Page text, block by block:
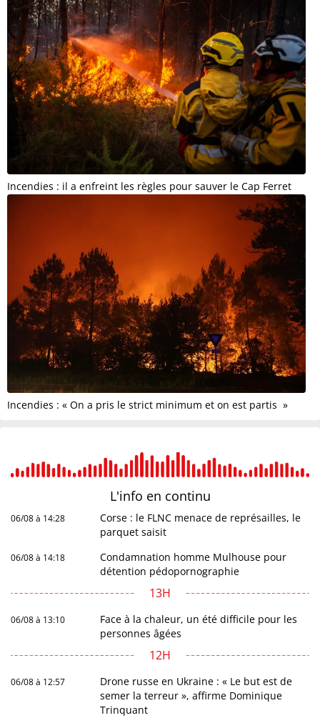
Incendies : il a enfreint les règles pour sauver le Cap Ferret
Incendies : « On a pris le strict minimum et on est partis »
L'info en continu
06/08 à 14:28
Corse : le FLNC menace de représailles, le
parquet saisit
06/08 à 14:18
Condamnation homme Mulhouse pour
détention pédopornographie
13H
06/08 à 13:10
Face à la chaleur, un été difficile pour les
personnes âgées
12H
06/08 à 12:57
Drone russe en Ukraine : « Le but est de
semer la terreur », affirme Dominique
Trinquant